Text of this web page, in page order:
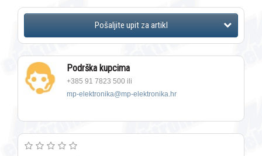
Podrška kupcima
+385 91 7823 500 ili
mp-elektronika@mp-elektronika.hr